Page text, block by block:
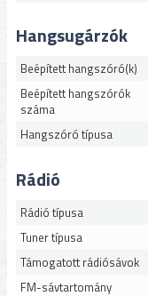
Hangsugárzók
Beépített hangszóró(k)
Beépített hangszórók
száma
Hangszóró típusa
Rádió
Rádió típusa
Tuner típusa
Támogatott rádiósávok
FM-sávtartomány